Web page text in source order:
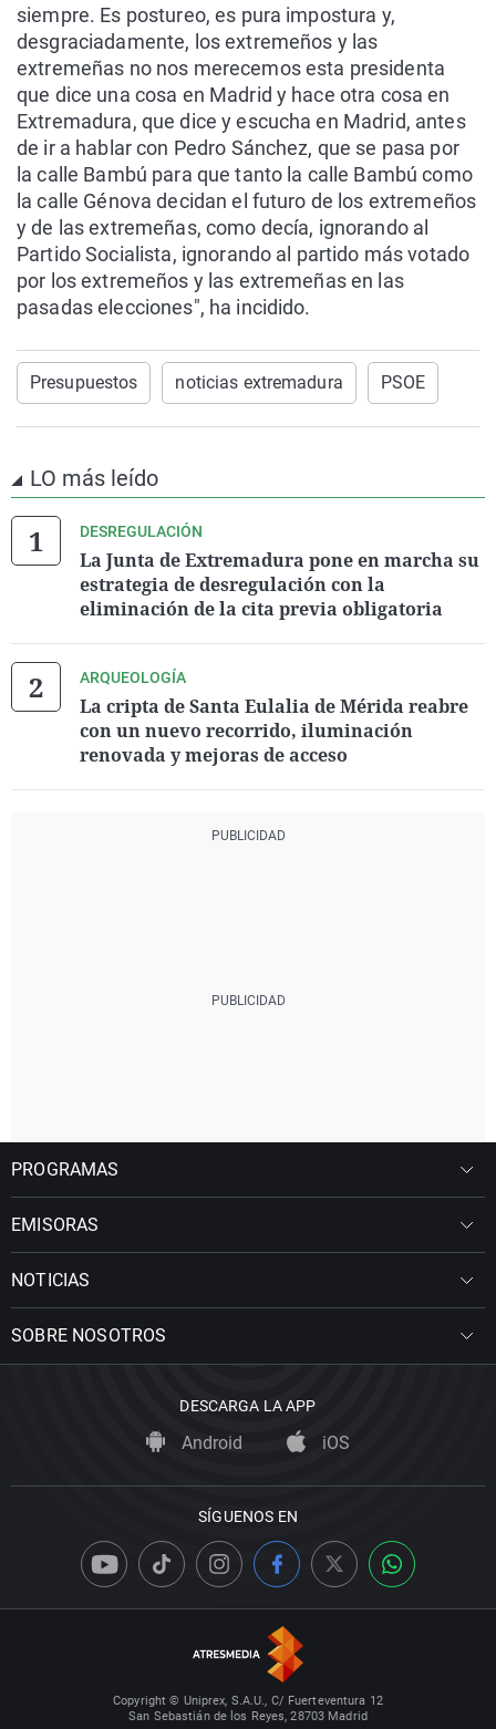
siempre. Es postureo, es pura impostura y,
desgraciadamente, los extremeños y las
extremeñas no nos merecemos esta presidenta
que dice una cosa en Madrid y hace otra cosa en
Extremadura, que dice y escucha en Madrid, antes
de ir a hablar con Pedro Sánchez, que se pasa por
la calle Bambú para que tanto la calle Bambú como
la calle Génova decidan el futuro de los extremeños
y de las extremeñas, como decía, ignorando al
Partido Socialista, ignorando al partido más votado
por los extremeños y las extremeñas en las
pasadas elecciones", ha incidido.
Presupuestos noticias extremadura PSOE
LO más leído
DESREGULACIÓN
La Junta de Extremadura pone en marcha su
estrategia de desregulación con la
eliminación de la cita previa obligatoria
ARQUEOLOGÍA
La cripta de Santa Eulalia de Mérida reabre
con un nuevo recorrido, iluminación
renovada y mejoras de acceso
PROGRAMAS
EMISORAS
NOTICIAS
SOBRE NOSOTROS
DESCARGA LA APP
Android iOS
SÍGUENOS EN
Copyright © Uniprex, S.A.U., C/ Fuerteventura 12
San Sebastián de los Reyes, 28703 Madrid